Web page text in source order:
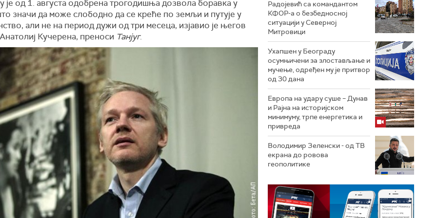
је од 1. августа одобрена трогодишња дозвола боравка у
значи да може слободно да се креће по земљи и путује у
али не на период дужи од три месеца, изјавио је његов
Кучерена, преноси Танјуг.
Радојевић са командантом
КФОР-а о безбедносној
ситуацији у Северној
Митровици
Ухапшен у Београду
осумњичени за злостављање и
мучење, одређен му је притвор
од 30 дана
Европа на удару суше – Дунав
и Рајна на историјском
минимуму, трпе енергетика и
привреда
Володимир Зеленски - од ТВ
екрана до ровова
геополитике